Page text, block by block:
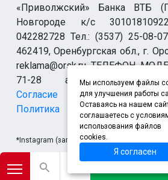
«Приволжский» Банка ВТБ
Новгороде к/с
042282728 Тел.: (3537) 25-08-
462419, Оренбургская обл., г.
reklama@orsk.ru ТЕЛЕФОН
71-28 allsupport@orsk.ru
Согласие на обработку
Политика
*Instagram (запрещен на территории
Мы используем файлы
для улучшения работы
Оставаясь на нашем
соглашаетесь с
использования файлов
cookies.
Я согласен